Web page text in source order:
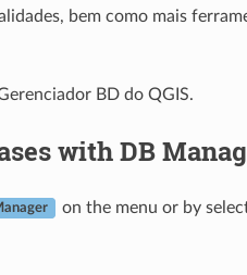
bem como mais
BD do QGIS.
with DB
on the menu or by